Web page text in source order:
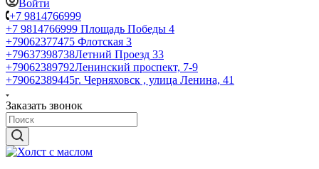
Войти
+7 9814766999
+7 9814766999 Площадь Победы 4
+79062377475 Флотская 3
+79637398738Летний Проезд 33
+79062389792Ленинский проспект, 7-9
+79062389445г. Черняховск , улица Ленина, 41
Заказать звонок